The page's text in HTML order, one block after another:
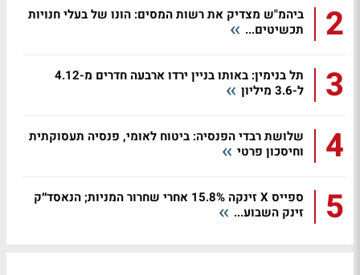
2
ביהמ"ש מצדיק את רשות המסים: הונו של בעלי חנויות
תכשיטים...
3
תל בנימין: באותו בניין ירדו ארבעה חדרים מ-4.12
ל-3.6 מיליון
4
שלושת רבדי הפנסיה: ביטוח לאומי, פנסיה תעסוקתית
וחיסכון פרטי
5
ספייס X זינקה 15.8% אחרי שחרור המניות; הנאסד״ק
זינק השבוע...